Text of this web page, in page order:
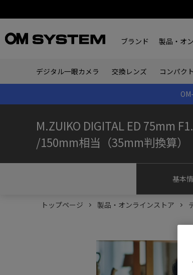
ブランド 製品・オ
デジタル一眼カメラ 交換レンズ コンパク
M.ZUIKO DIGITAL ED 75mm
/150mm相当（35mm判換算）
基本
トップページ 製品・オンラインストア